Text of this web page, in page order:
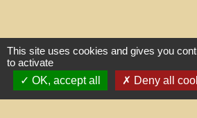
Contacts
Commune de
8, place de la
This site uses cookies and gives you
to activate
OK, accept all
Deny all